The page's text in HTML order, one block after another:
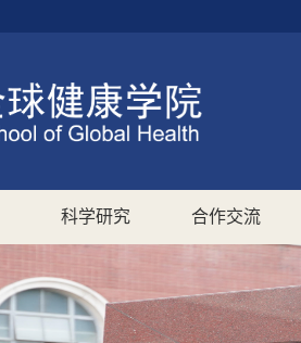
科学研究 合作交流